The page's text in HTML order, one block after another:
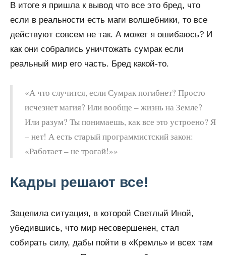
В итоге я пришла к вывод что все это бред, что
если в реальности есть маги волшебники, то все
действуют совсем не так. А может я ошибаюсь? И
как они собрались уничтожать сумрак если
реальный мир его часть. Бред какой-то.
«А что случится, если Сумрак погибнет? Просто
исчезнет магия? Или вообще – жизнь на Земле?
Или разум? Ты понимаешь, как все это устроено? Я
– нет! А есть старый программистский закон:
«Работает – не трогай!»»
Кадры решают все!
Зацепила ситуация, в которой Светлый Иной,
убедившись, что мир несовершенен, стал
собирать силу, дабы пойти в «Кремль» и всех там